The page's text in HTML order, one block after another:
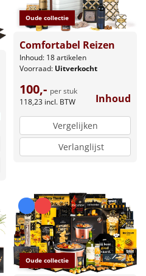
Oude collectie
Comfortabel Reizen
Inhoud: 18 artikelen
Voorraad: Uitverkocht
100,- per stuk
118,23 incl. BTW Inhoud
Vergelijken
Verlanglijst
Oude collectie